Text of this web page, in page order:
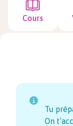
Cours
Tu
On